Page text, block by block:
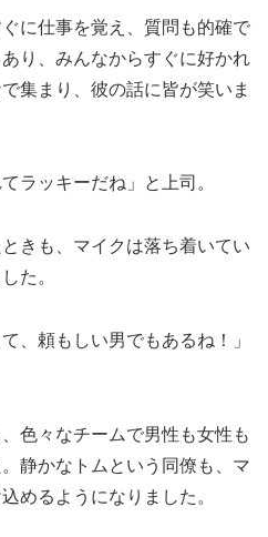
に仕事を覚え、質問も的確で
り、みんなからすぐに好かれ
集まり、彼の話に皆が笑いま
ラッキーだね」と上司。
きも、マイクは落ち着いてい
た。
、頼もしい男でもあるね！」
色々なチームで男性も女性も
静かなトムという同僚も、マ
めるようになりました。